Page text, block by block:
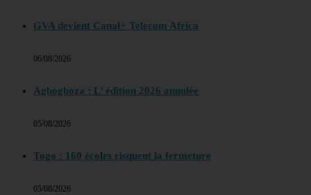
GVA devient Canal+ Telecom Africa
06/08/2026
Agbogboza : L’ édition 2026 annulée
05/08/2026
Togo : 160 écoles risquent la fermeture
05/08/2026